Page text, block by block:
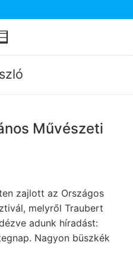
Művészeti
zajlott az Országos
melyről Traubert
adunk híradást:
Nagyon büszkék